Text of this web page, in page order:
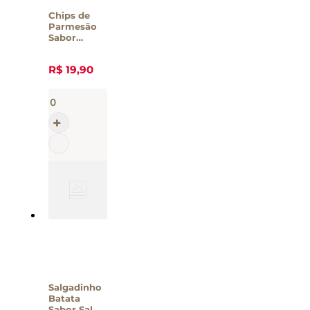
Chips de
Parmesão
Sabor
Azul – 35g
R$ 19,90
Salgadinho
Batata